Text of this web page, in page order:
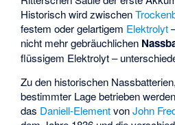
Historisch wird zwischen
festem oder gelartigem Elektrolyt
nicht mehr gebräuchlichen
flüssigem Elektrolyt –
Zu den historischen
bestimmter Lage betrieben
das Daniell-ElementvonJohn